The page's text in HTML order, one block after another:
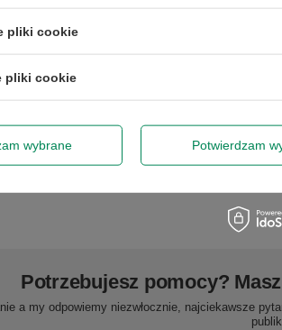
proszę zlecić odbiór
Potrzebujesz pomocy?
a my odpowiemy niezwłocznie, najciekawsze
pliki cookie
pliki cookie
wybrane Potwierdzam